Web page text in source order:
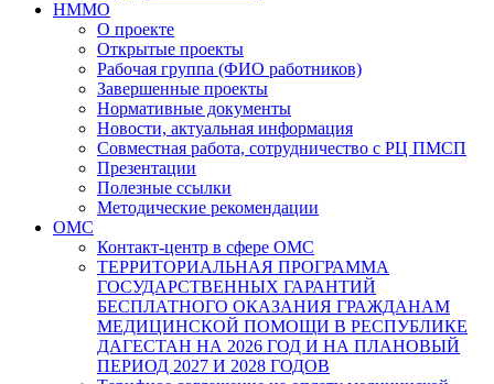
НММО
О проекте
Открытые проекты
Рабочая группа (ФИО работников)
Завершенные проекты
Нормативные документы
Новости, актуальная информация
Совместная работа, сотрудничество с РЦ ПМСП
Презентации
Полезные ссылки
Методические рекомендации
ОМС
Контакт-центр в сфере ОМС
ТЕРРИТОРИАЛЬНАЯ ПРОГРАММА
ГОСУДАРСТВЕННЫХ ГАРАНТИЙ
БЕСПЛАТНОГО ОКАЗАНИЯ ГРАЖДАНАМ
МЕДИЦИНСКОЙ ПОМОЩИ В РЕСПУБЛИКЕ
ДАГЕСТАН НА 2026 ГОД И НА ПЛАНОВЫЙ
ПЕРИОД 2027 И 2028 ГОДОВ